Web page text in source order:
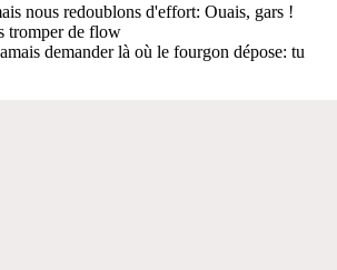
nous redoublons d'effort: Ouais, gars !
tromper de flow
demander là où le fourgon dépose: tu